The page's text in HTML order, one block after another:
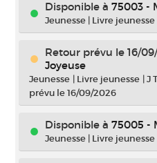
Disponible à 75003 -
Jeunesse | Livre jeunesse
Retour prévu le 16/
Joyeuse
Jeunesse | Livre jeunesse |J
prévu le 16/09/2026
Disponible à 75005 -
Jeunesse | Livre jeunesse